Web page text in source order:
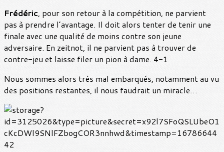
Frédéric, pour son retour à la compétition, ne parvient
pas à prendre l’avantage. Il doit alors tenter de tenir une
finale avec une qualité de moins contre son jeune
adversaire. En zeitnot, il ne parvient pas à trouver de
contre-jeu et laisse filer un pion à dame. 4-1
Nous sommes alors très mal embarqués, notamment au vu
des positions restantes, il nous faudrait un miracle…